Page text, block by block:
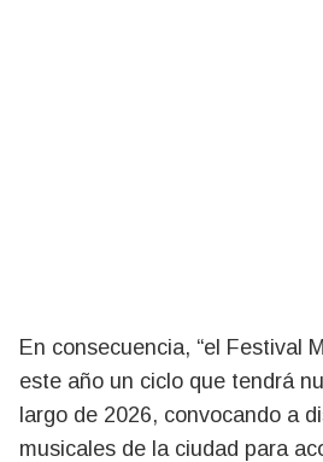
En consecuencia, “el Festival
este año un ciclo que tendrá
largo de 2026, convocando a
musicales de la ciudad para